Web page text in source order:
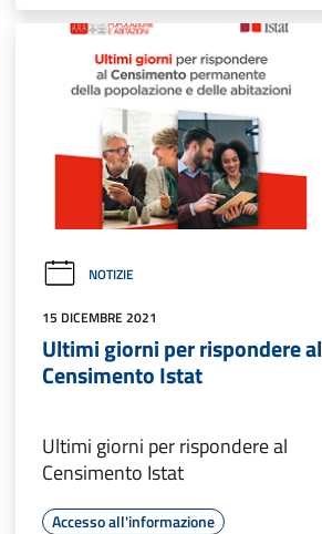
NOTIZIE
15 DICEMBRE 2021
Ultimi giorni per rispondere al
Censimento Istat
Ultimi giorni per rispondere al
Censimento Istat
Accesso all'informazione